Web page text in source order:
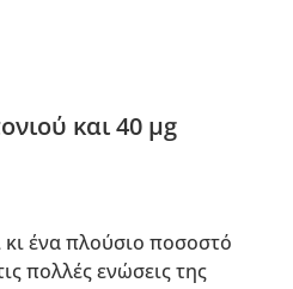
και 40 µg
ένα πλούσιο ποσοστό
πολλές ενώσεις της